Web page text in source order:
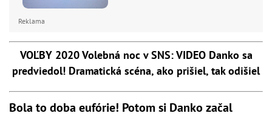
Reklama
VOĽBY 2020 Volebná noc v SNS: VIDEO Danko sa
predviedol! Dramatická scéna, ako prišiel, tak odišiel
Bola to doba eufórie! Potom si Danko začal